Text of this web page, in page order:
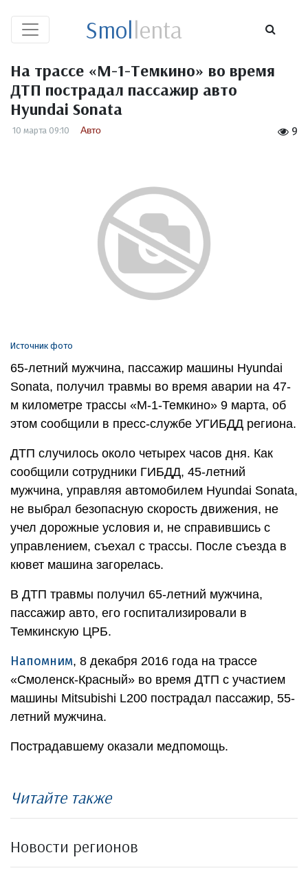
Smollenta
На трассе «М-1-Темкино» во время
ДТП пострадал пассажир авто
Hyundai Sonata
9
10 марта 09:10 Авто
Источник фото
65-летний мужчина, пассажир машины Hyundai
Sonata, получил травмы во время аварии на 47-
м километре трассы «М-1-Темкино» 9 марта, об
этом сообщили в пресс-службе УГИБДД региона.
ДТП случилось около четырех часов дня. Как
сообщили сотрудники ГИБДД, 45-летний
мужчина, управляя автомобилем Hyundai Sonata,
не выбрал безопасную скорость движения, не
учел дорожные условия и, не справившись с
управлением, съехал с трассы. После съезда в
кювет машина загорелась.
В ДТП травмы получил 65-летний мужчина,
пассажир авто, его госпитализировали в
Темкинскую ЦРБ.
Напомним, 8 декабря 2016 года на трассе
«Смоленск-Красный» во время ДТП с участием
машины Mitsubishi L200 пострадал пассажир, 55-
летний мужчина.
Пострадавшему оказали медпомощь.
Читайте также
Новости регионов